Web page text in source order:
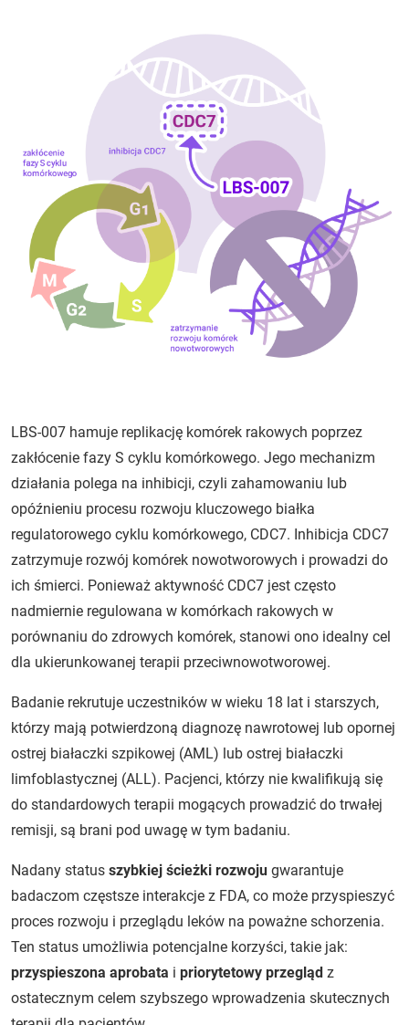
LBS-007 hamuje replikację komórek rakowych poprzez
zakłócenie fazy S cyklu komórkowego. Jego mechanizm
działania polega na inhibicji, czyli zahamowaniu lub
opóźnieniu procesu rozwoju kluczowego białka
regulatorowego cyklu komórkowego, CDC7. Inhibicja CDC7
zatrzymuje rozwój komórek nowotworowych i prowadzi do
ich śmierci. Ponieważ aktywność CDC7 jest często
nadmiernie regulowana w komórkach rakowych w
porównaniu do zdrowych komórek, stanowi ono idealny cel
dla ukierunkowanej terapii przeciwnowotworowej.
Badanie rekrutuje uczestników w wieku 18 lat i starszych,
którzy mają potwierdzoną diagnozę nawrotowej lub opornej
ostrej białaczki szpikowej (AML) lub ostrej białaczki
limfoblastycznej (ALL). Pacjenci, którzy nie kwalifikują się
do standardowych terapii mogących prowadzić do trwałej
remisji, są brani pod uwagę w tym badaniu.
Nadany status szybkiej ścieżki rozwoju gwarantuje
badaczom częstsze interakcje z FDA, co może przyspieszyć
proces rozwoju i przeglądu leków na poważne schorzenia.
Ten status umożliwia potencjalne korzyści, takie jak:
przyspieszona aprobata i priorytetowy przegląd z
ostatecznym celem szybszego wprowadzenia skutecznych